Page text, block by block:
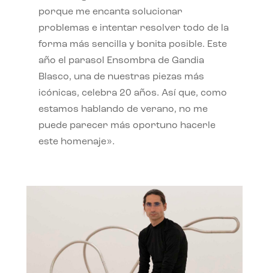
porque me encanta solucionar
problemas e intentar resolver todo de la
forma más sencilla y bonita posible. Este
año el parasol Ensombra de Gandia
Blasco, una de nuestras piezas más
icónicas, celebra 20 años. Así que, como
estamos hablando de verano, no me
puede parecer más oportuno hacerle
este homenaje».